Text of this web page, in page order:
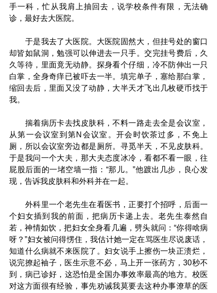
手一科，忙从我肩上抽回去，说学校条件有限，无法确
诊，最好去大医院。
于是我去了大医院。大医院固然大，但挂号处的窗口
却皆如鼠洞，勉强可以伸进去一只手。交完挂号费后，久
久等待，里面竟无动静。探身看个仔细，冷不防伸出一只
白掌，全身奇痒已被吓去一半。填完单子，塞给那白掌，
缩回去后，里面又没了动静，大半天才飞出几枚硬币找于
我。
揣着病历卡去找皮肤科，不料一路走去全是会议室，
从第一会议室到第N会议室。开会时饮茶过多，不免上
厕，所以会议室旁边都是厕所。寻觅半天，不见皮肤科。
于是我问一个大夫，那大夫态度冰冷，看都不看一眼，往
屁股后面的一堵空墙一指：“那儿。”他踱出几步，良心发
现，告诉我皮肤科和外科并在一起。
外科里一个老先生在看医书，正要打个招呼，后面一
个妇女插到我的前面，把病历卡递上去。老先生泰然自
若，神情如饮，把妇女全身看几遍，劈头就问：“你得啥病
呀？”妇女被问得愣住，我估计她一定在骂医生尽说废话，
知道什么病就不来医院了。妇女说手上擦伤一块正溃烂，
说完撩起袖子，医生示意不必，马上开一张药方，30秒不
到，病已诊好，这恐怕是全国办事效率最高的地方。校医
对这方面很有经验，事先劝诫我莫要去这种办事潦草的医